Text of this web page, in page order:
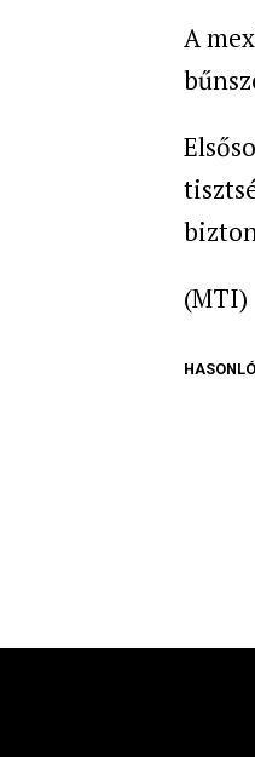
A
(MTI)